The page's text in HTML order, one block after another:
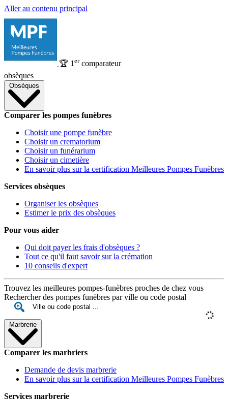
Aller au contenu principal
🏆 1 ercomparateur
obsèques
Obsèques
Comparer les pompes funèbres
Choisir une pompe funèbre
Choisir un crematorium
Choisir un funérarium
Choisir un cimetière
En savoir plus sur la certification Meilleures Pompes Funèbres
Services obsèques
Organiser les obsèques
Estimer le prix des obsèques
Pour vous aider
Qui doit payer les frais d'obsèques ?
Tout ce qu'il faut savoir sur la crémation
10 conseils d'expert
Trouvez les meilleures pompes-funèbres proches de chez vous
Rechercher des pompes funèbres par ville ou code postal
Marbrerie
Comparer les marbriers
Demande de devis marbrerie
En savoir plus sur la certification Meilleures Pompes Funèbres
Services marbrerie